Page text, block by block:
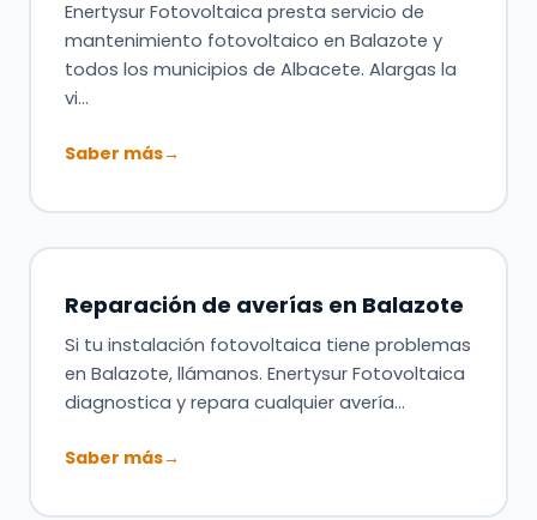
Enertysur Fotovoltaica presta servicio de
mantenimiento fotovoltaico en Balazote y
todos los municipios de Albacete. Alargas la
vi…
Saber más→
Reparación de averías en Balazote
Si tu instalación fotovoltaica tiene problemas
en Balazote, llámanos. Enertysur Fotovoltaica
diagnostica y repara cualquier avería…
Saber más→